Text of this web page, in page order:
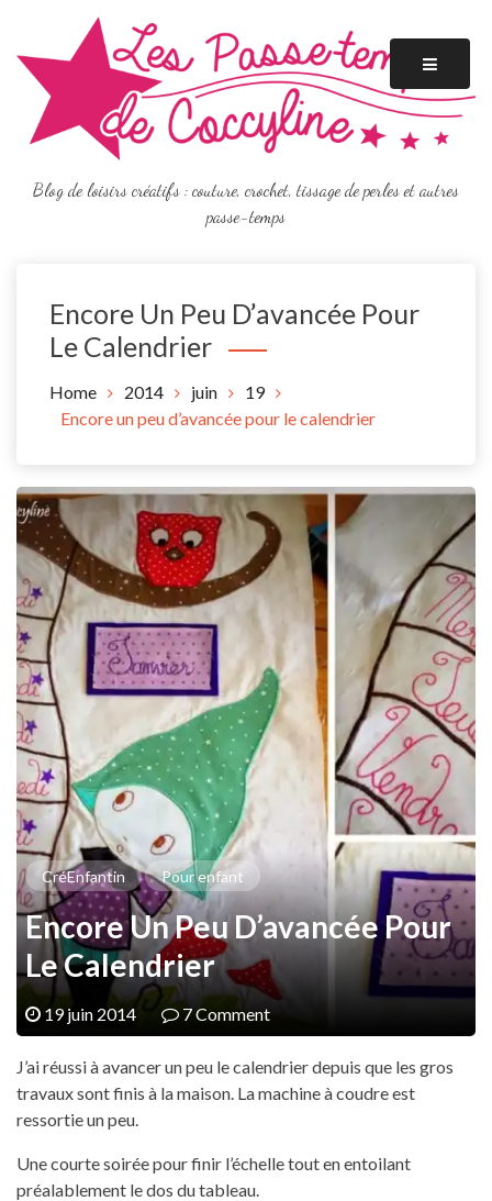
content
Blog de loisirs créatifs : couture, crochet, tissage de perles et autres
passe-temps
Encore Un Peu D’avancée Pour
Le Calendrier
Home 2014 juin
19
Encore un peu d’avancée pour le calendrier
CréEnfantin Pour enfant
Encore Un Peu D’avancée Pour
Le Calendrier
19 juin 2014 7 Comment
J’ai réussi à avancer un peu le calendrier depuis que les gros
travaux sont finis à la maison. La machine à coudre est
ressortie un peu.
Une courte soirée pour finir l’échelle tout en entoilant
préalablement le dos du tableau.